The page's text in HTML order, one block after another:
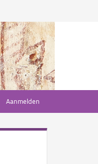
Aanmelden